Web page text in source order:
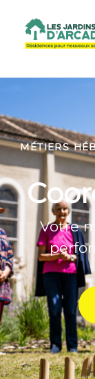
MÉTIERS
Votre